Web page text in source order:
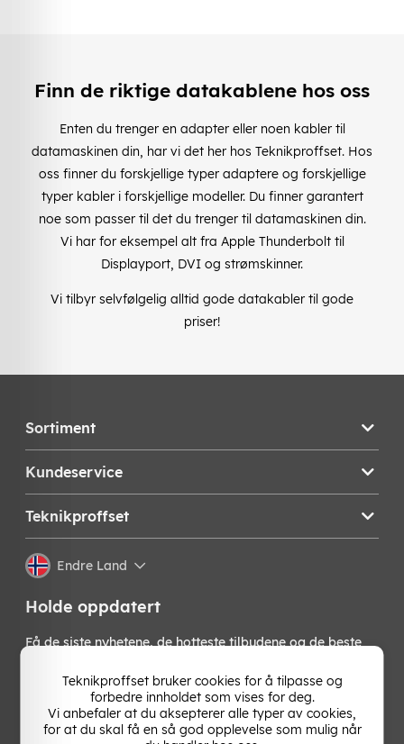
Finn de riktige datakablene hos oss
Enten du trenger en adapter eller noen kabler til
datamaskinen din, har vi det her hos Teknikproffset. Hos
oss finner du forskjellige typer adaptere og forskjellige
typer kabler i forskjellige modeller. Du finner garantert
noe som passer til det du trenger til datamaskinen din.
Vi har for eksempel alt fra Apple Thunderbolt til
Displayport, DVI og strømskinner.
Vi tilbyr selvfølgelig alltid gode datakabler til gode
priser!
Sortiment
Kundeservice
Teknikproffset
Endre Land
Holde oppdatert
Få de siste nyhetene, de hotteste tilbudene og de beste
nyhetsbrev!
OK
Teknikproffset bruker cookies for å tilpasse og
forbedre innholdet som vises for deg.
Vi anbefaler at du aksepterer alle typer av cookies,
for at du skal få en så god opplevelse som mulig når